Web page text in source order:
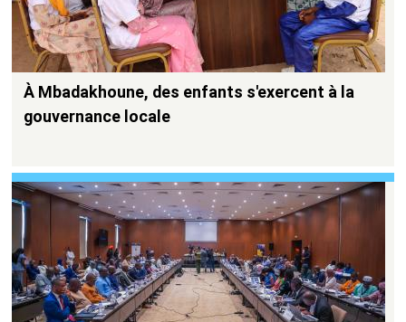
À Mbadakhoune, des enfants s'exercent à la
gouvernance locale